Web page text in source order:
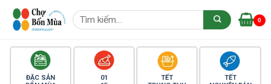
Skip
Tìm
kiếm:
0
ĐẶC SẢN
01
TẾT
TẾT